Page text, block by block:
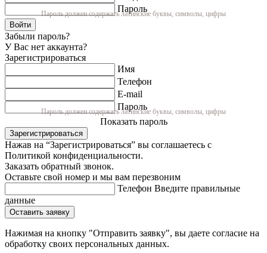
Пароль
Пароль должен содержать латинские буквы, символы, цифры
Войти
Забыли пароль?
У Вас нет аккаунта?
Зарегистрироваться
Имя
Телефон
E-mail
Пароль
Пароль должен содержать латинские буквы, символы, цифры
Показать пароль
Зарегистрироваться
Нажав на “Зарегистрироваться” вы соглашаетесь с
Политикой конфиденциальности.
Заказать обратный звонок.
Оставьте свой номер и мы вам перезвоним
Телефон Введите правильные
данные
Оставить заявку
Нажимая на кнопку "Отправить заявку", вы даете согласие на
обработку своих персональных данных.